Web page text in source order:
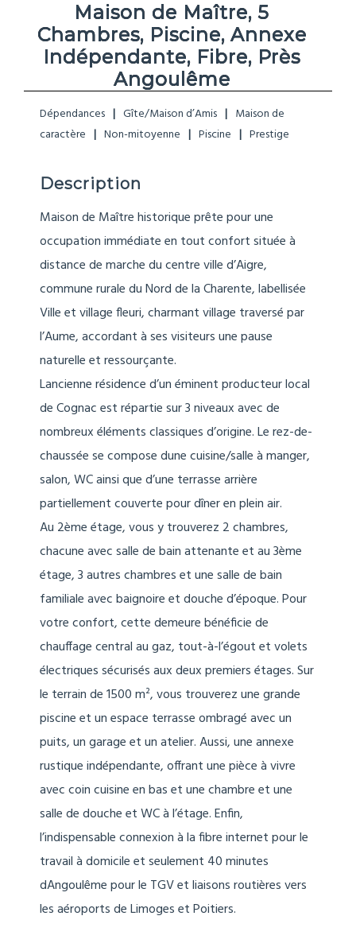
Maison de Maître, 5
Chambres, Piscine, Annexe
Indépendante, Fibre, Près
Angoulême
Dépendances Gîte/Maison d’Amis
Maison de
caractère
Non-mitoyenne Piscine Prestige
Description
Maison de Maître historique prête pour une
occupation immédiate en tout confort située à
distance de marche du centre ville d’Aigre,
commune rurale du Nord de la Charente, labellisée
Ville et village fleuri, charmant village traversé par
l’Aume, accordant à ses visiteurs une pause
naturelle et ressourçante.
Lancienne résidence d’un éminent producteur local
de Cognac est répartie sur 3 niveaux avec de
nombreux éléments classiques d’origine. Le rez-de-
chaussée se compose dune cuisine/salle à manger,
salon, WC ainsi que d’une terrasse arrière
partiellement couverte pour dîner en plein air.
Au 2ème étage, vous y trouverez 2 chambres,
chacune avec salle de bain attenante et au 3ème
étage, 3 autres chambres et une salle de bain
familiale avec baignoire et douche d’époque. Pour
votre confort, cette demeure bénéficie de
chauffage central au gaz, tout-à-l’égout et volets
électriques sécurisés aux deux premiers étages. Sur
le terrain de 1500 m², vous trouverez une grande
piscine et un espace terrasse ombragé avec un
puits, un garage et un atelier. Aussi, une annexe
rustique indépendante, offrant une pièce à vivre
avec coin cuisine en bas et une chambre et une
salle de douche et WC à l’étage. Enfin,
l’indispensable connexion à la fibre internet pour le
travail à domicile et seulement 40 minutes
dAngoulême pour le TGV et liaisons routières vers
les aéroports de Limoges et Poitiers.